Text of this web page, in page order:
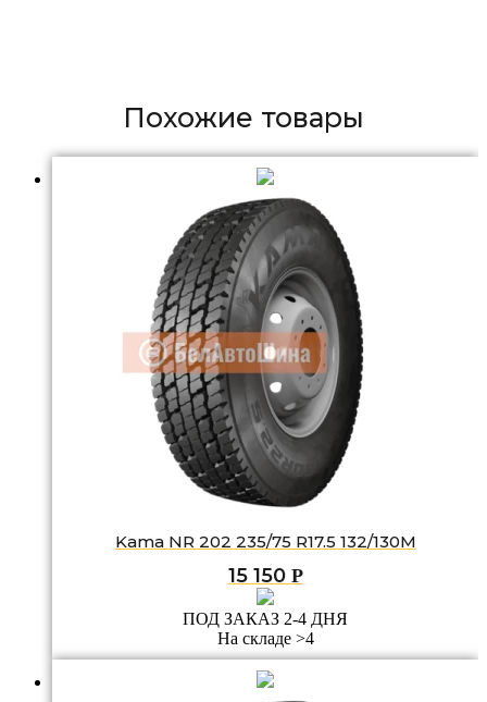
Похожие товары
Kama NR 202 235/75 R17.5 132/130M
15 150 Р
ПОД ЗАКАЗ 2-4 ДНЯ
На складе >4